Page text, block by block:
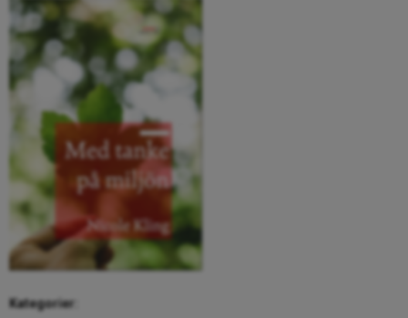
Kategorier: